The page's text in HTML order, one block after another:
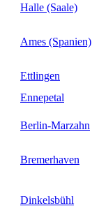
Halle (Saale)
Ames (Spanien)
Ettlingen
Ennepetal
Berlin-Marzahn
Bremerhaven
Dinkelsbühl